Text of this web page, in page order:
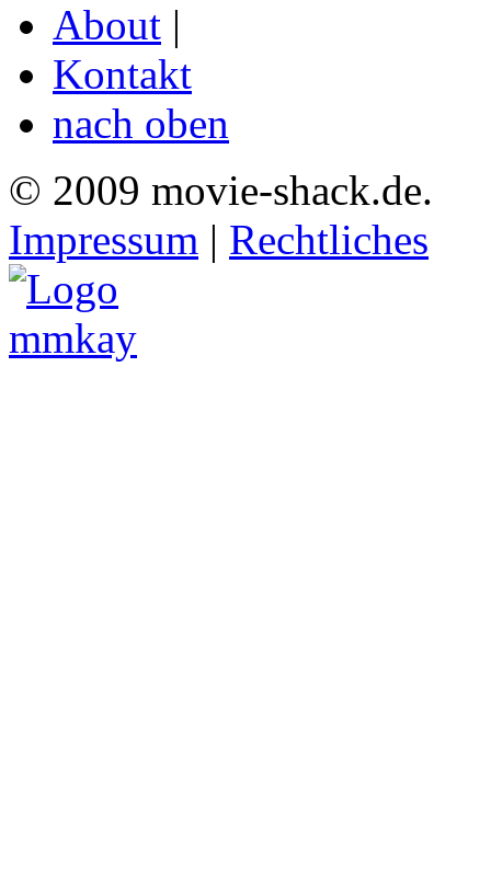
About |
Kontakt
nach oben
© 2009 movie-shack.de.
Impressum | Rechtliches